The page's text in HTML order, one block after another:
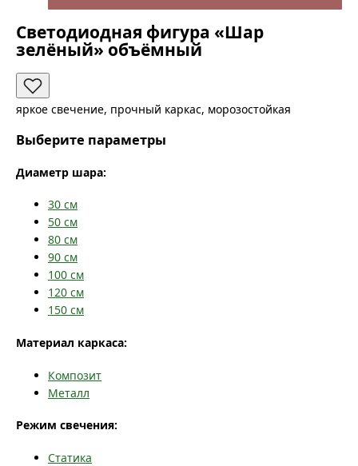
Светодиодная фигура «Шар
зелёный» объёмный
яркое свечение, прочный каркас, морозостойкая
Выберите параметры
Диаметр шара:
30 см
50 см
80 см
90 см
100 см
120 см
150 см
Материал каркаса:
Композит
Металл
Режим свечения:
Статика